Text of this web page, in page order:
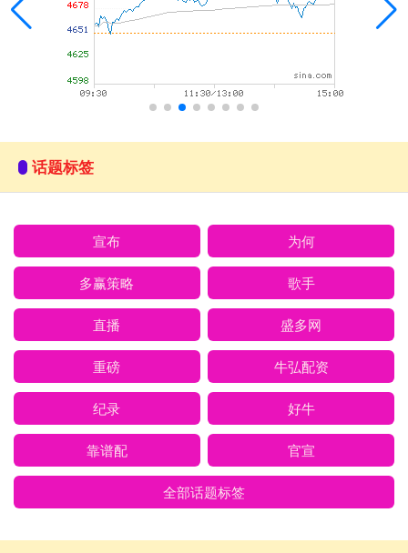
话题标签
宣布 为何
多赢策略 歌手
直播 盛多网
重磅 牛弘配资
纪录 好牛
靠谱配 官宣
全部话题标签